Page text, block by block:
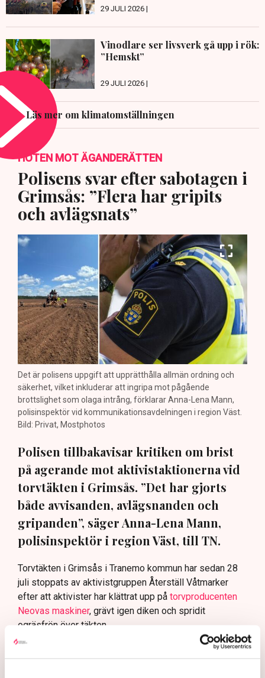
29 JULI 2026 |
Vinodlare ser livsverk gå upp i rök:
”Hemskt”
29 JULI 2026 |
Läs mer om klimatomställningen
HOTEN MOT ÄGANDERÄTTEN
Polisens svar efter sabotagen i
Grimsås: ”Flera har gripits
och avlägsnats”
Det är polisens uppgift att upprätthålla allmän ordning och
säkerhet, vilket inkluderar att ingripa mot pågående
brottslighet som olaga intrång, förklarar Anna-Lena Mann,
polisinspektör vid kommunikationsavdelningen i region Väst.
Bild: Privat, Mostphotos
Polisen tillbakavisar kritiken om brist
på agerande mot aktivistaktionerna vid
torvtäkten i Grimsås. ”Det har gjorts
både avvisanden, avlägsnanden och
gripanden”, säger Anna-Lena Mann,
polisinspektör i region Väst, till TN.
Torvtäkten i Grimsås i Tranemo kommun har sedan 28
juli stoppats av aktivistgruppen Återställ Våtmarker
efter att aktivister har klättrat upp på torvproducenten
Neovas maskiner, grävt igen diken och spridit
ogräsfrön över täkten.
Aktivisterna klättrar upp på
maskiner – polisen kan inte